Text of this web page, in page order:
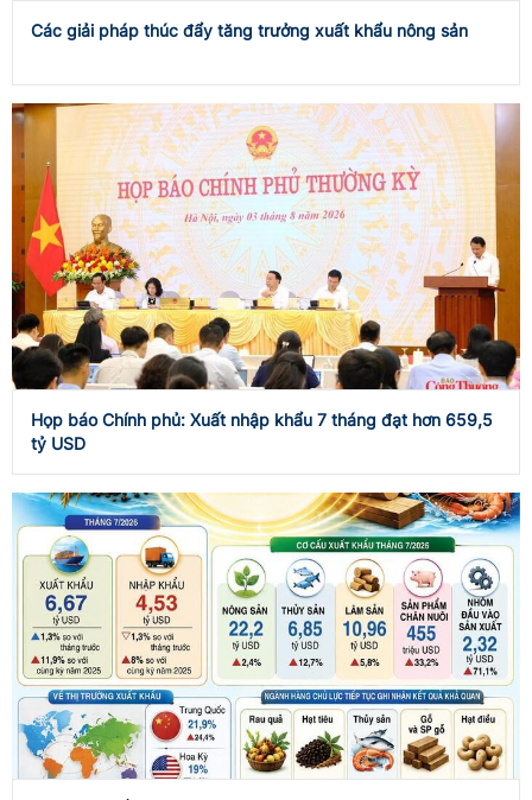
Các giải pháp thúc đẩy tăng trưởng xuất khẩu nông sản
Họp báo Chính phủ: Xuất nhập khẩu 7 tháng đạt hơn 659,5
tỷ USD